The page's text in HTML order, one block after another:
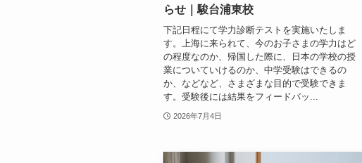
らせ｜駿台浦東校
下記日程にて学力診断テストを実施いたしま
す。上海に来られて、今のお子さまの学力はど
の程度なのか、帰国した際に、日本の学校の授
業についていけるのか、中学受験はできるの
か、などなど、さまざまな目的で受験できま
す。受験後には結果をフィードバッ...
2026年7月4日